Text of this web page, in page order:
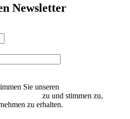
Newsletter
Sie unseren
zu und stimmen zu,
zu erhalten.